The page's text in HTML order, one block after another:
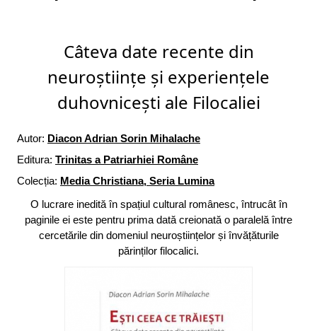
Câteva date recente din
neuroștiințe și experiențele
duhovnicești ale Filocaliei
Autor: Diacon Adrian Sorin Mihalache
Editura: Trinitas a Patriarhiei Române
Colecția: Media Christiana, Seria Lumina
O lucrare inedită în spațiul cultural românesc, întrucât în
paginile ei este pentru prima dată creionată o paralelă între
cercetările din domeniul neuroștiințelor și învățăturile
părinților filocalici.